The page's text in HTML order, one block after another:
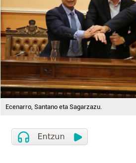
Ecenarro, Santano eta Sagarzazu.